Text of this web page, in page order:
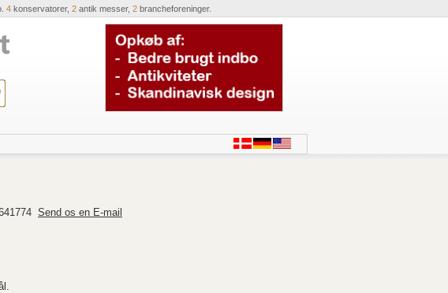
4konservatorer, 2antik messer, 2brancheforeninger.
Send os en E-mail